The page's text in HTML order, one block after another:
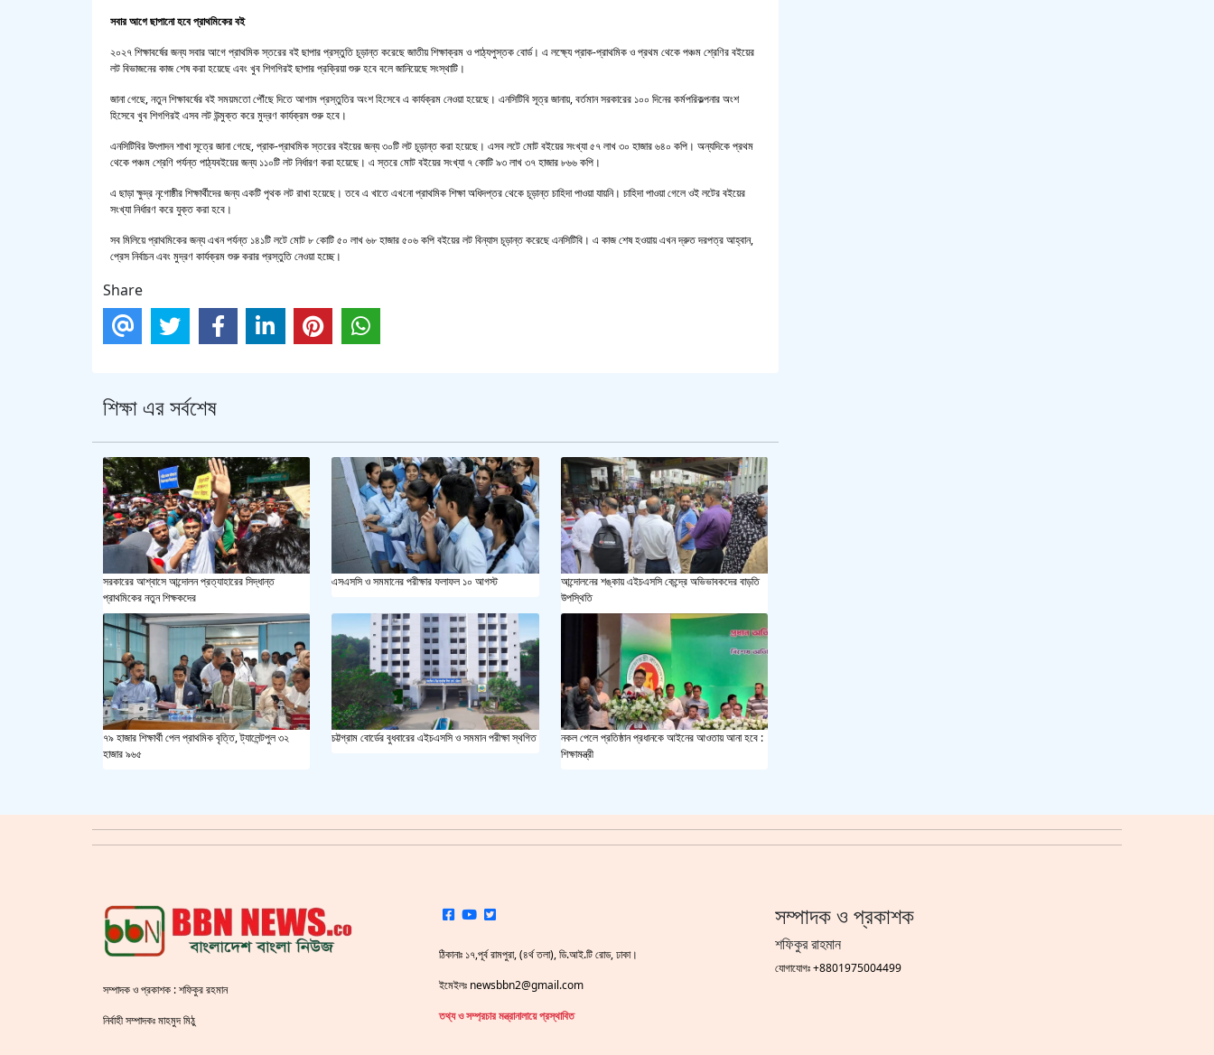
সবার আগে ছাপানো হবে প্রাথমিকের বই
২০২৭ শিক্ষাবর্ষের জন্য সবার আগে প্রাথমিক স্তরের বই ছাপার প্রস্তুতি চূড়ান্ত করেছে জাতীয় শিক্ষাক্রম ও পাঠ্যপুস্তক বোর্ড। এ লক্ষ্যে প্রাক-প্রাথমিক ও প্রথম থেকে পঞ্চম শ্রেণির বইয়ের
লট বিভাজনের কাজ শেষ করা হয়েছে এবং খুব শিগগিরই ছাপার প্রক্রিয়া শুরু হবে বলে জানিয়েছে সংস্থাটি।
জানা গেছে, নতুন শিক্ষাবর্ষের বই সময়মতো পৌঁছে দিতে আগাম প্রস্তুতির অংশ হিসেবে এ কার্যক্রম নেওয়া হয়েছে। এনসিটিবি সূত্র জানায়, বর্তমান সরকারের ১০০ দিনের কর্মপরিকল্পনার অংশ
হিসেবে খুব শিগগিরই এসব লট উন্মুক্ত করে মুদ্রণ কার্যক্রম শুরু হবে।
এনসিটিবির উৎপাদন শাখা সূত্রে জানা গেছে, প্রাক-প্রাথমিক স্তরের বইয়ের জন্য ৩০টি লট চূড়ান্ত করা হয়েছে। এসব লটে মোট বইয়ের সংখ্যা ৫৭ লাখ ৩০ হাজার ৬৪০ কপি। অন্যদিকে প্রথম
থেকে পঞ্চম শ্রেণি পর্যন্ত পাঠ্যবইয়ের জন্য ১১০টি লট নির্ধারণ করা হয়েছে। এ স্তরে মোট বইয়ের সংখ্যা ৭ কোটি ৯৩ লাখ ৩৭ হাজার ৮৬৬ কপি।
এ ছাড়া ক্ষুদ্র নৃগোষ্ঠীর শিক্ষার্থীদের জন্য একটি পৃথক লট রাখা হয়েছে। তবে এ খাতে এখনো প্রাথমিক শিক্ষা অধিদপ্তর থেকে চূড়ান্ত চাহিদা পাওয়া যায়নি। চাহিদা পাওয়া গেলে ওই লটের বইয়ের
সংখ্যা নির্ধারণ করে যুক্ত করা হবে।
সব মিলিয়ে প্রাথমিকের জন্য এখন পর্যন্ত ১৪১টি লটে মোট ৮ কোটি ৫০ লাখ ৬৮ হাজার ৫০৬ কপি বইয়ের লট বিন্যাস চূড়ান্ত করেছে এনসিটিবি। এ কাজ শেষ হওয়ায় এখন দ্রুত দরপত্র আহ্বান,
প্রেস নির্বাচন এবং মুদ্রণ কার্যক্রম শুরু করার প্রস্তুতি নেওয়া হচ্ছে।
Share
শিক্ষা এর সর্বশেষ
সরকারের আশ্বাসে আন্দোলন প্রত্যাহারের সিদ্ধান্ত
প্রাথমিকের নতুন শিক্ষকদের
এসএসসি ও সমমানের পরীক্ষার ফলাফল ১০ আগস্ট
আন্দোলনের শঙ্কায় এইচএসসি কেন্দ্রে অভিভাবকদের বাড়তি
উপস্থিতি
৭৯ হাজার শিক্ষার্থী পেল প্রাথমিক বৃত্তি, ট্যালেন্টপুল ৩২
হাজার ৯৬৫
চট্টগ্রাম বোর্ডের বুধবারের এইচএসসি ও সমমান পরীক্ষা স্থগিত
নকল পেলে প্রতিষ্ঠান প্রধানকে আইনের আওতায় আনা হবে :
শিক্ষামন্ত্রী
সম্পাদক ও প্রকাশক : শফিকুর রহমান
নির্বাহী সম্পাদকঃ মাহমুদ মিঠু
ঠিকানাঃ ১৭,পূর্ব রামপুরা, (৪র্থ তলা), ডি.আই.টি রোড, ঢাকা।
ইমেইলঃ newsbbn2@gmail.com
তথ্য ও সম্প্রচার মন্ত্রানালায়ে প্রস্থাবিত
সম্পাদক ও প্রকাশক
শফিকুর রাহমান
যোগাযোগঃ +8801975004499